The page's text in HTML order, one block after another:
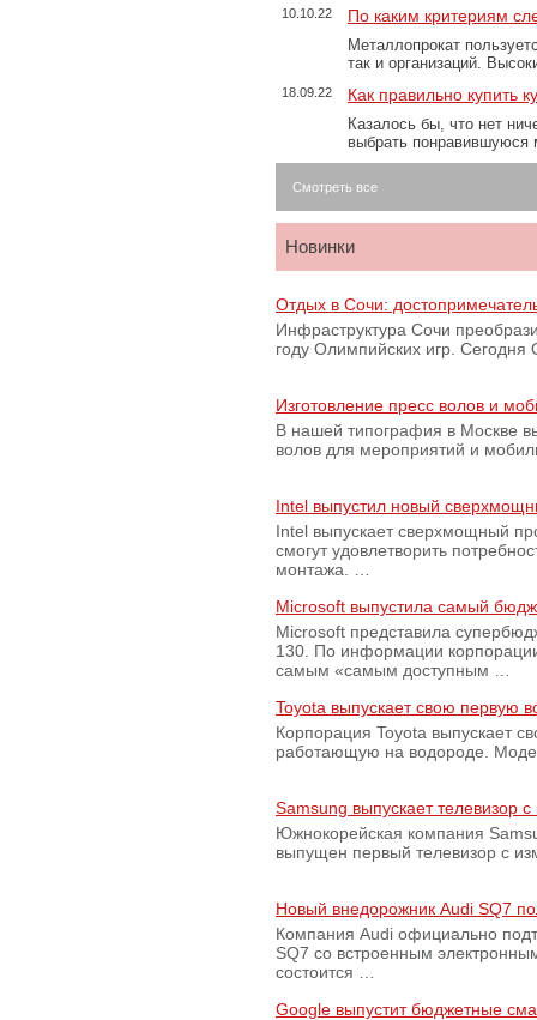
10.10.22 По каким критериям
Металлопрокат
так и организаций.
18.09.22 Как правильно купить
Казалось бы, что нет
выбрать
Смотреть все
Новинки
Отдых в Сочи:
Инфраструктура Сочи
году Олимпийских игр.
Изготовление пресс волов и
В нашей типография в Москве
волов для мероприятий и
Intel выпустил новый
Intel выпускает сверхмощный
смогут удовлетворить
монтажа. …
Microsoft выпустила самый
Microsoft представила
130. По информации
самым «самым доступным …
Toyota выпускает свою первую
Корпорация Toyota выпускает
работающую на водороде.
Samsung выпускает телевизор
Южнокорейская компания
выпущен первый телевизор с
Новый внедорожник Audi SQ7
Компания Audi официально
SQ7 со встроенным
состоится …
Google выпустит бюджетные